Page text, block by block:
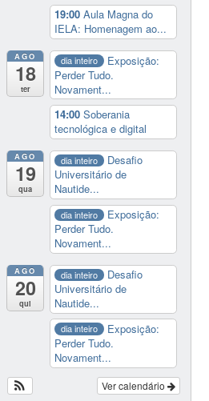
19:00Aula Magna do
IELA: Homenagem ao...
AGO
18
ter
dia inteiro
Exposição:
Perder Tudo.
Novament...
14:00Soberania
tecnológica e digital
AGO
19
qua
dia inteiro
Desafio
Universitário de
Nautide...
dia inteiro
Exposição:
Perder Tudo.
Novament...
AGO
20
qui
dia inteiro
Desafio
Universitário de
Nautide...
dia inteiro
Exposição:
Perder Tudo.
Novament...
Ver calendário